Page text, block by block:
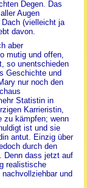
Degen. Das
Augen
(vielleicht ja
davon.
aber
mutig und offen,
so unentschieden
Geschichte und
nur noch den
Statistin in
Karrieristin,
zu kämpfen; wenn
ist und sie
antut. Einzig über
durch den
Denn dass jetzt auf
realistische
und